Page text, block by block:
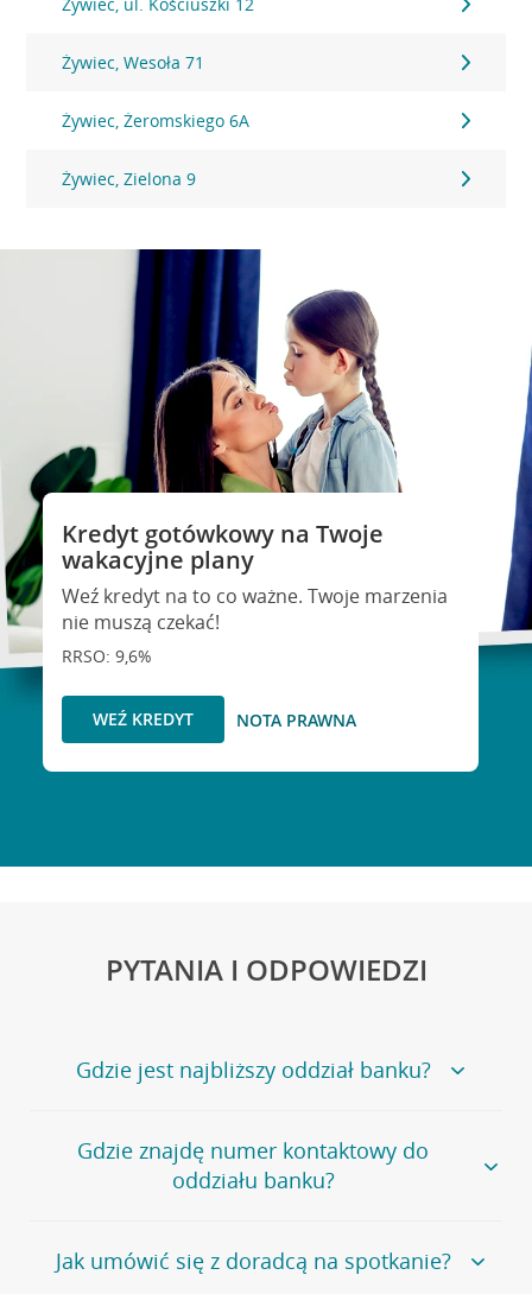
Żywiec, Wesoła 71
Żywiec, Żeromskiego 6A
Żywiec, Zielona 9
Kredyt gotówkowy na Twoje
wakacyjne plany
Weź kredyt na to co ważne. Twoje marzenia
nie muszą czekać!
RRSO: 9,6%
WEŹ KREDYT NOTA PRAWNA
PYTANIA I ODPOWIEDZI
Gdzie jest najbliższy oddział banku?
Jeśli szukasz oddziału naszego banku, zapraszamy na
stronęPlacówki i bankomaty, na której znajduje się
wygodna wyszukiwarka.
oddziałów
Gdzie znajdę numer kontaktowy do
oddziału banku?
Bank Credit Agricole nie udostępnia ogólnego numeru
telefonu do placówki bankowej.
Jak umówić się z doradcą na spotkanie?